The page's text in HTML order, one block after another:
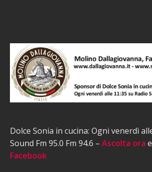
Dolce Sonia in cucina: Ogni venerdì
Sound Fm 95.0 Fm 94.6 – Ascolta ora
Facebook